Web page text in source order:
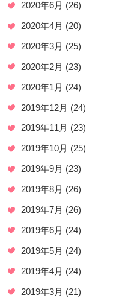
2020年6月 (26)
2020年4月 (20)
2020年3月 (25)
2020年2月 (23)
2020年1月 (24)
2019年12月 (24)
2019年11月 (23)
2019年10月 (25)
2019年9月 (23)
2019年8月 (26)
2019年7月 (26)
2019年6月 (24)
2019年5月 (24)
2019年4月 (24)
2019年3月 (21)